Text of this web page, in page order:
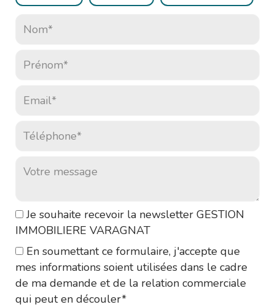
Prénom* :
Téléphone* :
Je souhaite recevoir la newsletter GESTION
IMMOBILIERE VARAGNAT
En soumettant ce formulaire, j'accepte que
mes informations soient utilisées dans le cadre
de ma demande et de la relation commerciale
qui peut en découler*